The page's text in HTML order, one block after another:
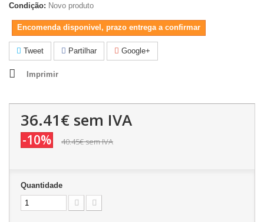
Condição: Novo produto
Encomenda disponivel, prazo entrega a confirmar
Tweet Partilhar Google+
Imprimir
36.41€ sem IVA
-10% 40.45€sem IVA
Quantidade